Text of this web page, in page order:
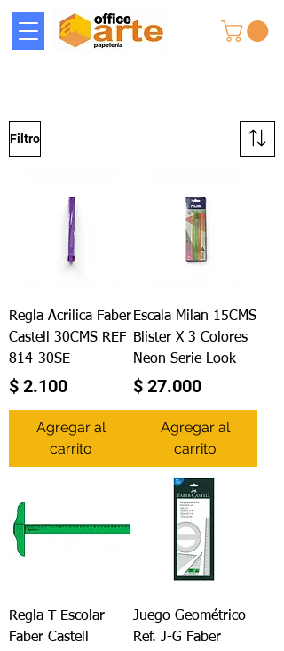
Filtro
Regla Acrilica Faber
Castell 30CMS REF
814-30SE
Precio
$ 2.100
Agregar al
carrito
Escala Milan 15CMS
Blister X 3 Colores
Neon Serie Look
Precio
$ 27.000
Agregar al
carrito
Regla T Escolar
Faber Castell
Juego Geométrico
Ref. J-G Faber